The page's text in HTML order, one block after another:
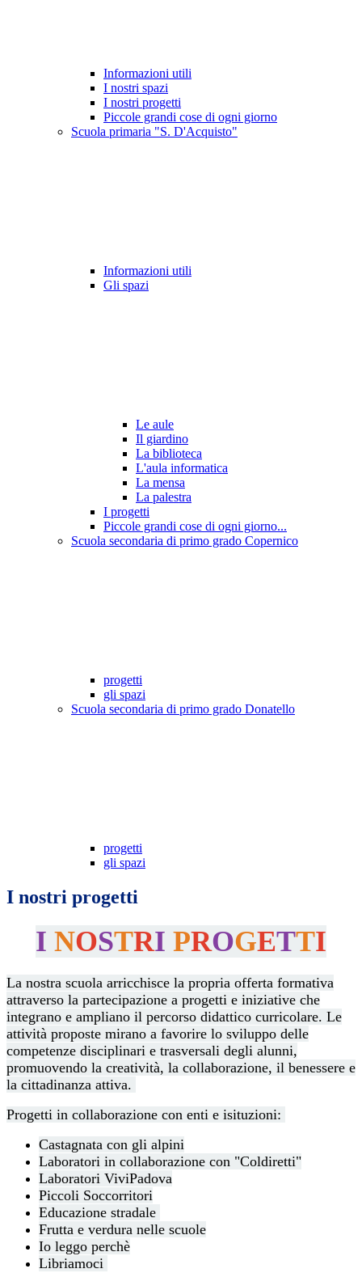
Informazioni utili
I nostri spazi
I nostri progetti
Piccole grandi cose di ogni giorno
Scuola primaria "S. D'Acquisto"
Informazioni utili
Gli spazi
Le aule
Il giardino
La biblioteca
L'aula informatica
La mensa
La palestra
I progetti
Piccole grandi cose di ogni giorno...
Scuola secondaria di primo grado Copernico
progetti
gli spazi
Scuola secondaria di primo grado Donatello
progetti
gli spazi
I nostri progetti
I NOSTRI PROGETTI
La nostra scuola arricchisce la propria offerta formativa
attraverso la partecipazione a progetti e iniziative che
integrano e ampliano il percorso didattico curricolare. Le
attività proposte mirano a favorire lo sviluppo delle
competenze disciplinari e trasversali degli alunni,
promuovendo la creatività, la collaborazione, il benessere e
la cittadinanza attiva.
Progetti in collaborazione con enti e isituzioni:
Castagnata con gli alpini
Laboratori in collaborazione con "Coldiretti"
Laboratori ViviPadova
Piccoli Soccorritori
Educazione stradale
Frutta e verdura nelle scuole
Io leggo perchè
Libriamoci